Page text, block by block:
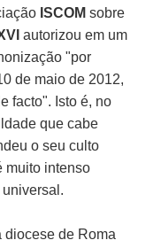
ISCOMsobre
autorizou em um
"por
de maio de 2012,
facto". Isto é, no
que cabe
o seu culto
muito intenso
diocese de Roma